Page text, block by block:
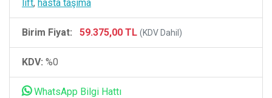
lift, hasta taşıma
Birim Fiyat: 59.375,00 TL (KDV Dahil)
KDV: %0
WhatsApp Bilgi Hattı